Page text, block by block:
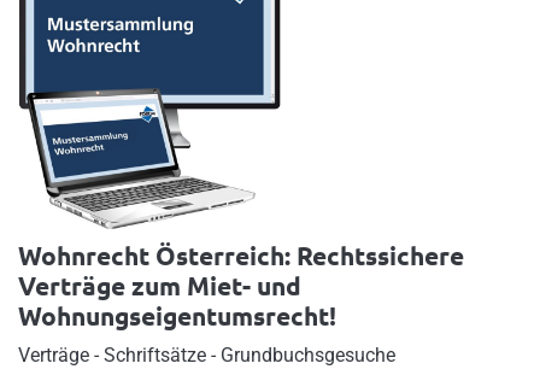
Wohnrecht Österreich: Rechtssichere
Verträge zum Miet- und
Wohnungseigentumsrecht!
Verträge - Schriftsätze - Grundbuchsgesuche